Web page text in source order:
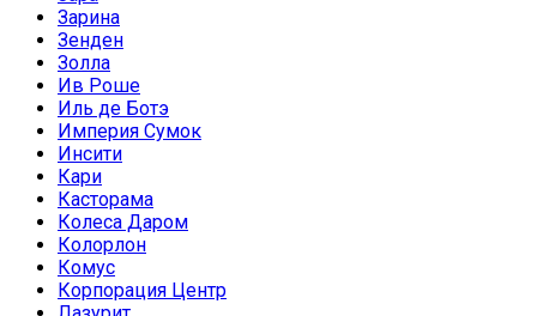
Зарина
Зенден
Золла
Ив Роше
Иль де Ботэ
Империя Сумок
Инсити
Кари
Касторама
Колеса Даром
Колорлон
Комус
Корпорация Центр